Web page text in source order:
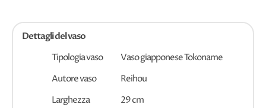
Dettagli del vaso
Tipologia vaso
Vaso giapponese Tokoname
Autore vaso
Reihou
Larghezza
29 cm